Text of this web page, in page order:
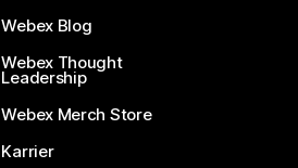
Webex Blog
Webex Thought
Leadership
Webex Merch Store
Karrier